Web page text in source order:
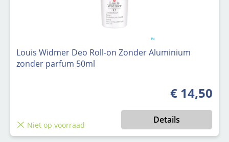
Louis Widmer Deo Roll-on Zonder Aluminium
zonder parfum 50ml
Normale
€ 14,50
Niet op voorraad Details